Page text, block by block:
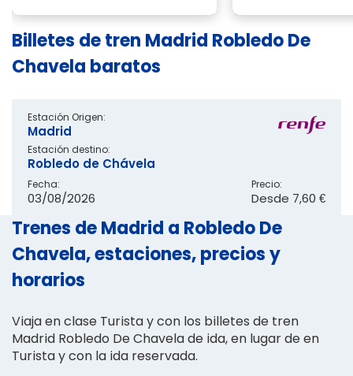
Billetes de tren Madrid Robledo De
Chavela baratos
Estación Origen:
Madrid
Estación destino:
Robledo de Chávela
Fecha:
03/08/2026
Precio:
Desde 7,60 €
Trenes de Madrid a Robledo De
Chavela, estaciones, precios y
horarios
Viaja en clase Turista y con los billetes de tren
Madrid Robledo De Chavela de ida, en lugar de en
Turista y con la ida reservada.